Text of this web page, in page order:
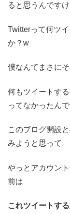
ると思うんです
Twitterって何ツ
か？w
僕なんてまさに
何もツイートす
ってなかったん
このブログ開設
みようと思って
やっとアカウン
前は
これツイートす